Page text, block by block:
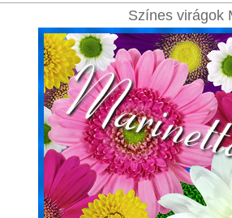
Színes virágok